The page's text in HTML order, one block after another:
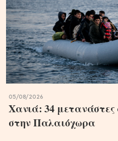
05/08/2026
Χανιά: 34
στην Παλαιόχωρα